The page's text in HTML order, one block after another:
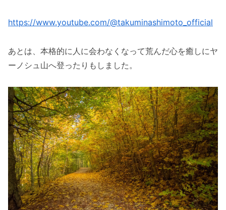
https://www.youtube.com/@takuminashimoto_official
あとは、本格的に人に会わなくなって荒んだ心を癒しにヤ
ーノシュ山へ登ったりもしました。